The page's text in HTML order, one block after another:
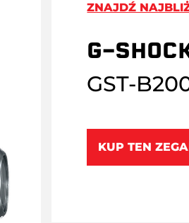
ZNAJDŹ
G-
GST-
KUP TEN